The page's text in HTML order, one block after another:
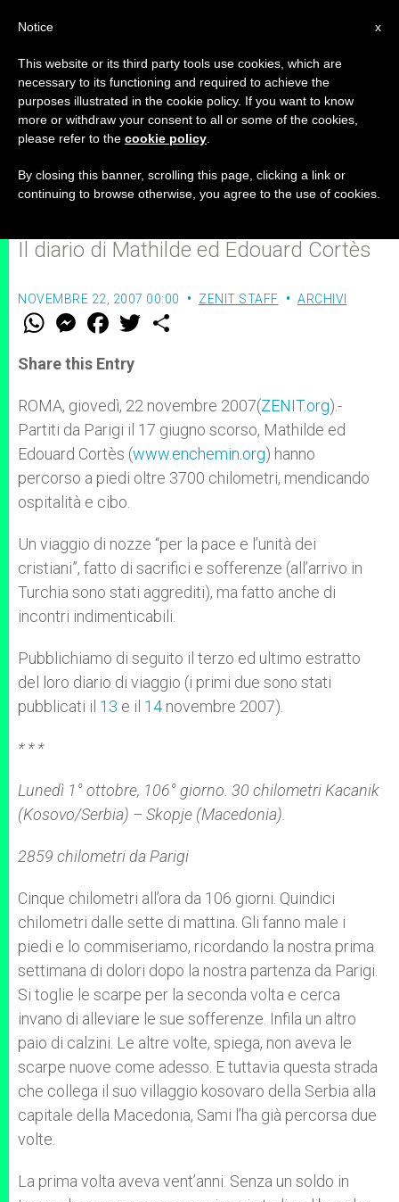
A piedi da Parigi a
Gerusalemme, in luna di miele
(Parte III)
Il diario di Mathilde ed Edouard Cortès
NOVEMBRE 22, 2007 00:00 ZENIT STAFF ARCHIVI
W
t
s
p
p
M
e
s
e
g
e
F
a
e
b
o
k
w
r
Share this Entry
ROMA, giovedì, 22 novembre 2007(ZENIT.org).-
Partiti da Parigi il 17 giugno scorso, Mathilde ed
Edouard Cortès (www.enchemin.org) hanno
percorso a piedi oltre 3700 chilometri, mendicando
ospitalità e cibo.
Un viaggio di nozze “per la pace e l’unità dei
cristiani”, fatto di sacrifici e sofferenze (all’arrivo in
Turchia sono stati aggrediti), ma fatto anche di
incontri indimenticabili.
Pubblichiamo di seguito il terzo ed ultimo estratto
del loro diario di viaggio (i primi due sono stati
pubblicati il 13 e il 14 novembre 2007).
* * *
Lunedì 1° ottobre, 106° giorno. 30 chilometri Kacanik
(Kosovo/Serbia) – Skopje (Macedonia).
2859 chilometri da Parigi
Cinque chilometri all’ora da 106 giorni. Quindici
chilometri dalle sette di mattina. Gli fanno male i
piedi e lo commiseriamo, ricordando la nostra prima
settimana di dolori dopo la nostra partenza da Parigi.
Si toglie le scarpe per la seconda volta e cerca
invano di alleviare le sue sofferenze. Infila un altro
paio di calzini. Le altre volte, spiega, non aveva le
scarpe nuove come adesso. E tuttavia questa strada
che collega il suo villaggio kosovaro della Serbia alla
capitale della Macedonia, Sami l’ha già percorsa due
volte.
La prima volta aveva vent’anni. Senza un soldo in
x
Notice
This website or its third party tools use cookies, which are
necessary to its functioning and required to achieve the
purposes illustrated in the cookie policy. If you want to know
more or withdraw your consent to all or some of the cookies,
please refer to the cookie policy
By closing this banner, scrolling this page, clicking a link or
continuing to browse otherwise, you agree to the use of cookies.